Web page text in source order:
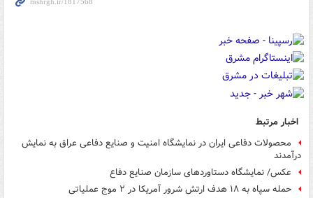
اخبار مرتبط
محصولات دفاعی ایران در نمایشگاه امنیت و صنایع دفاعی عراق به نمایش
درآمدند
عکس/ نمایشگاه دستاوردهای سازمان صنایع دفاع
حمله سپاه به ۱۸ هدف ارتش شرور آمریکا در ۲ موج عملیاتی